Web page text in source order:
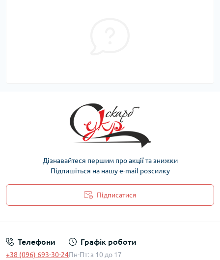
Дізнавайтеся першим про акції та знижки
Підпишіться на нашу e-mail розсилку
Підписатися
Телефони
+38 (096) 693-30-24
Графік роботи
Пн-Пт: з 10 до 17